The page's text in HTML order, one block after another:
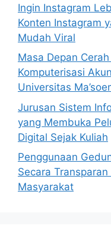
Ingin Instagram
Konten Instagram
Mudah Viral
Masa Depan
Komputerisasi
Universitas
Jurusan Sistem
yang Membuka
Digital Sejak Kuliah
Penggunaan
Secara
Masyarakat